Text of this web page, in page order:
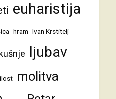
euharistija
hram Ivan Krstitelj
kušnje ljubav
molitva